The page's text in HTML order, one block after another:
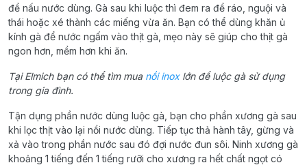
để nấu nước dùng. Gà sau khi luộc thì đem ra để ráo, nguội và
thái hoặc xé thành các miếng vừa ăn. Bạn có thể dùng khăn ủ
kính gà để nước ngấm vào thịt gà, mẹo này sẽ giúp cho thịt gà
ngon hơn, mềm hơn khi ăn.
Tại Elmich bạn có thể tìm mua nồi inoxlớn để luộc gà sử dụng
trong gia đình.
Tận dụng phần nước dùng luộc gà, bạn cho phần xương gà sau
khi lọc thịt vào lại nồi nước dùng. Tiếp tục thả hành tây, gừng và
xả vào trong phần nước sau đó đợi nước đun sôi. Ninh xương gà
khoảng 1 tiếng đến 1 tiếng rưỡi cho xương ra hết chất ngọt có